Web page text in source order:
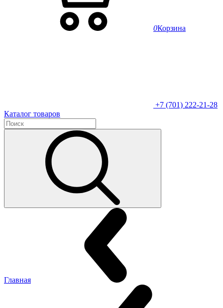
0Корзина
+7 (701) 222-21-28
Каталог товаров
Главная